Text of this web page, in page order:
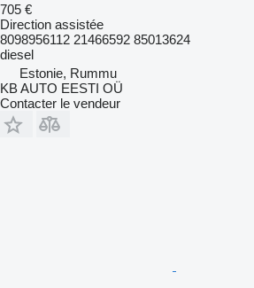
705 €
Direction assistée
8098956112 21466592 85013624
diesel
Estonie, Rummu
KB AUTO EESTI OÜ
Contacter le vendeur